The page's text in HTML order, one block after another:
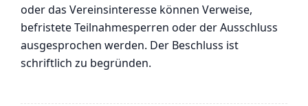
oder das Vereinsinteresse können Verweise,
befristete Teilnahmesperren oder der Ausschluss
ausgesprochen werden. Der Beschluss ist
schriftlich zu begründen.